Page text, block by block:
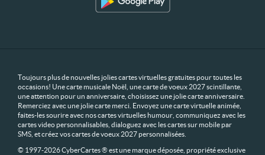
Toujours plus de nouvelles jolies cartes virtuelles gratuites pour toutes les
occasions! Une carte musicale Noël, une carte de voeux 2027 scintillante,
une attention pour un anniversaire, choisissez une jolie carte anniversaire.
Remerciez avec une jolie carte merci. Envoyez une carte virtuelle animée,
faites-les sourire avec nos cartes virtuelles humour, communiquez avec les
cartes video personnalisables, dialoguez avec les cartes sur mobile par
SMS, et créez vos cartes de voeux 2027 personnalisées.
© 1997-2026 CyberCartes ® est une marque déposée, propriété exclusive